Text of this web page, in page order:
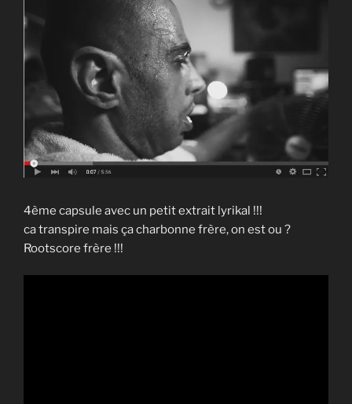
4ème capsule avec un petit extrait lyrikal !!!
ca transpire mais ça charbonne frère, on est ou ?
Rootscore frère !!!